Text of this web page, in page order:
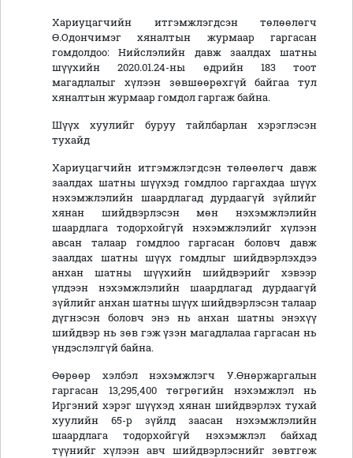
Хариуцагчийн итгэмжлэгдсэн төлөөлөгч
Ө.Одончимэг хяналтын журмаар гаргасан
гомдолдоо: Нийслэлийн давж заалдах шатны
шүүхийн 2020.01.24-ны өдрийн 183 тоот
магадлалыг хүлээн зөвшөөрөхгүй байгаа тул
хяналтын журмаар гомдол гаргаж байна.
Шүүх хуулийг буруу тайлбарлан хэрэглэсэн
тухайд
Хариуцагчийн итгэмжлэгдсэн төлөөлөгч давж
заалдах шатны шүүхэд гомдлоо гаргахдаа шүүх
нэхэмжлэлийн шаардлагад дурдаагүй зүйлийг
хянан шийдвэрлэсэн мөн нэхэмжлэлийн
шаардлага тодорхойгүй нэхэмжлэлийг хүлээн
авсан талаар гомдлоо гаргасан боловч давж
заалдах шатны шүүх гомдлыг шийдвэрлэхдээ
анхан шатны шүүхийн шийдвэрийг хэвээр
үлдээн нэхэмжлэлийн шаардлагад дурдаагүй
зүйлийг анхан шатны шүүх шийдвэрлэсэн талаар
дүгнэсэн боловч энэ нь анхан шатны энэхүү
шийдвэр нь зөв гэж үзэн магадлалаа гаргасан нь
үндэслэлгүй байна.
Өөрөөр хэлбэл нэхэмжлэгч У.Өнөржаргалын
гаргасан 13,295,400 төгрөгийн нэхэмжлэл нь
Иргэний хэрэг шүүхэд хянан шийдвэрлэх тухай
хуулийн 65-р зүйлд заасан нэхэмжлэлийн
шаардлага тодорхойгүй нэхэмжлэл байхад
түүнийг хүлээн авч шийдвэрлэснийг зөвтгөж